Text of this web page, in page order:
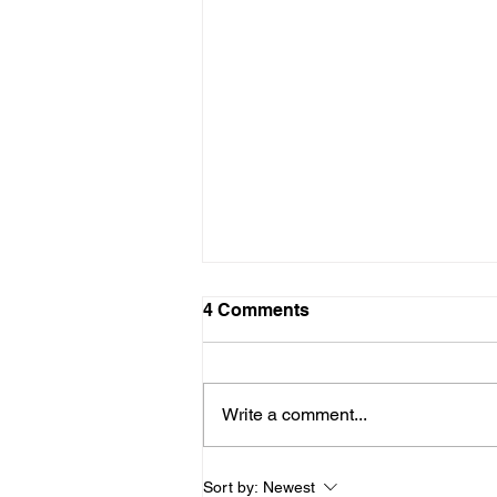
Swaai sterk
Soveel as wat ek saamstem met
boekresensente van 2021 aan
Jean Meiring,...
4 Comments
Write a comment...
Sort by: Newest